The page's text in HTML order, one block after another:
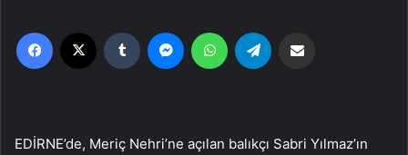
Facebook Tumblr MessengerWhatsApp
EDİRNE’de, Meriç Nehri’ne açılan balıkçı Sabri Yılmaz’ın